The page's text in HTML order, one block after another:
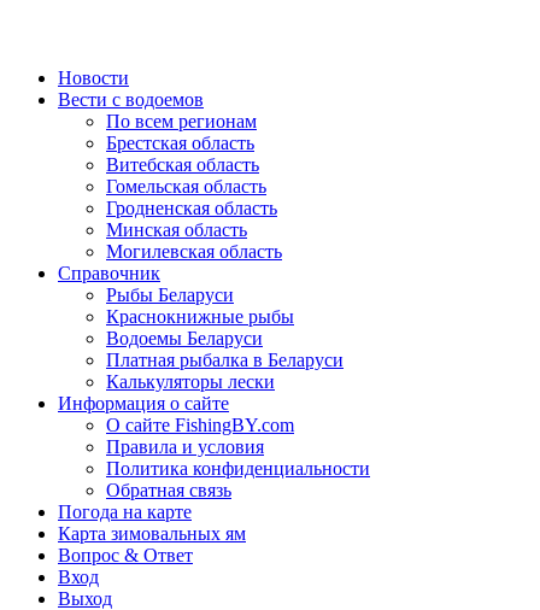
Новости
Вести с водоемов
По всем регионам
Брестская область
Витебская область
Гомельская область
Гродненская область
Минская область
Могилевская область
Справочник
Рыбы Беларуси
Краснокнижные рыбы
Водоемы Беларуси
Платная рыбалка в Беларуси
Калькуляторы лески
Информация о сайте
О сайте FishingBY.com
Правила и условия
Политика конфиденциальности
Обратная связь
Погода на карте
Карта зимовальных ям
Вопрос & Ответ
Вход
Выход